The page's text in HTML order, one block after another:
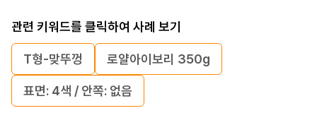
관련 키워드를 클릭하여 사례 보기
T형-맞뚜껑 로얄아이보리 350g
표면: 4색 / 안쪽: 없음